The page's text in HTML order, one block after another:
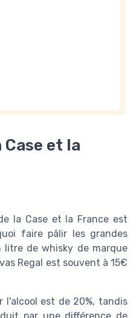
et la
la Case et la France est
faire pâlir les grandes
litre de whisky de marque
Regal est souvent à 15€
l'alcool est de 20%, tandis
par une différence de